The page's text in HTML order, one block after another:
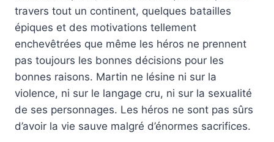
travers tout un continent, quelques batailles
épiques et des motivations tellement
enchevêtrées que même les héros ne prennent
pas toujours les bonnes décisions pour les
bonnes raisons. Martin ne lésine ni sur la
violence, ni sur le langage cru, ni sur la sexualité
de ses personnages. Les héros ne sont pas sûrs
d’avoir la vie sauve malgré d’énormes sacrifices.